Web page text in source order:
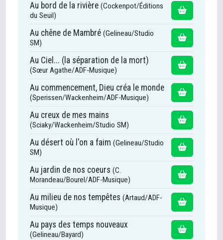
Au bord de la rivière (Cockenpot/Éditions
du Seuil)
Au chêne de Mambré (Gelineau/Studio
SM)
Au Ciel... (la séparation de la mort)
(Sœur Agathe/ADF-Musique)
Au commencement, Dieu créa le monde
(Sperissen/Wackenheim/ADF-Musique)
Au creux de mes mains
(Sciaky/Wackenheim/Studio SM)
Au désert où l'on a faim (Gelineau/Studio
SM)
Au jardin de nos coeurs (C.
Morandeau/Bourel/ADF-Musique)
Au milieu de nos tempêtes (Artaud/ADF-
Musique)
Au pays des temps nouveaux
(Gelineau/Bayard)